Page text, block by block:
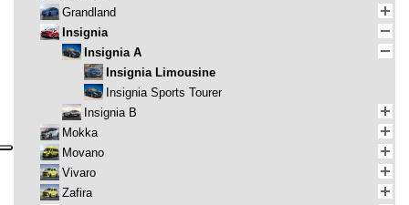
Grandland
Insignia
Insignia A
Insignia Limousine
Insignia Sports Tourer
Insignia B
Mokka
Movano
Vivaro
Zafira